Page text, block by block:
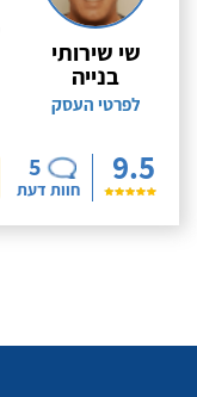
שי שירותי
בנייה
לפרטי העסק
9.5
5
חוות דעת